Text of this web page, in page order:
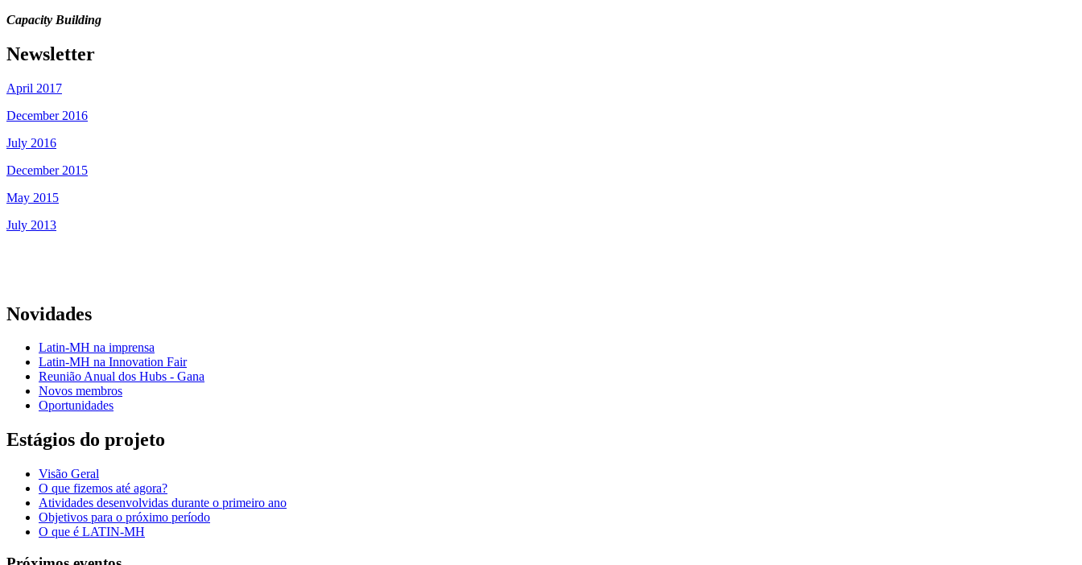
Capacity Building
Newsletter
April 2017
December 2016
July 2016
December 2015
May 2015
July 2013
Novidades
Latin-MH na imprensa
Latin-MH na Innovation Fair
Reunião Anual dos Hubs - Gana
Novos membros
Oportunidades
Estágios do projeto
Visão Geral
O que fizemos até agora?
Atividades desenvolvidas durante o primeiro ano
Objetivos para o próximo período
O que é LATIN-MH